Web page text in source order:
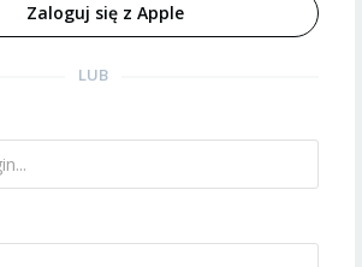
Zaloguj się z Apple
LUB